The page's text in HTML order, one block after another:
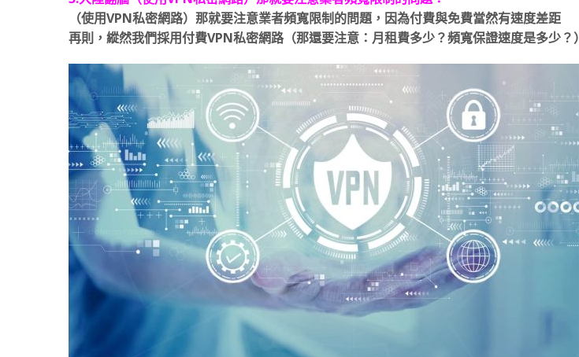
（使用VPN私密網路）那就要注意業者頻寬限制的問題，因為付費與免費當然有速度差距
再則，縱然我們採用付費VPN私密網路（那還要注意：月租費多少？頻寬保證速度是多少？）